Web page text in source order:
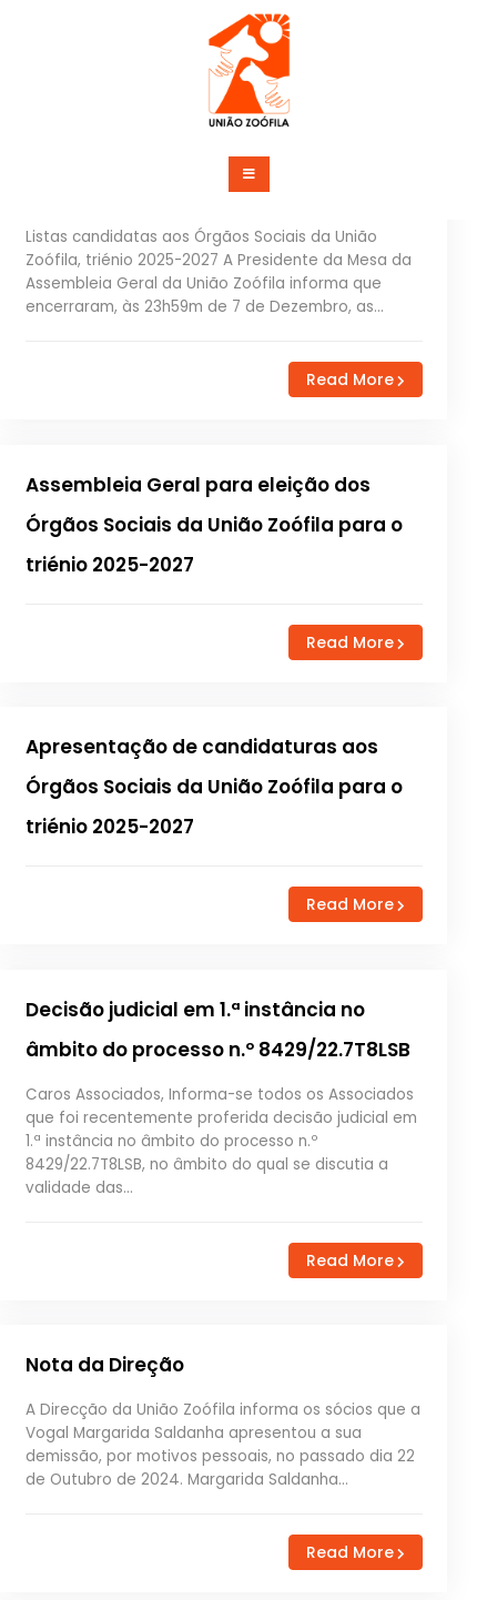
União Zoófila
Listas candidatas aos Órgãos Sociais
da União Zoófila, triénio 2025-2027
Listas candidatas aos Órgãos Sociais da União
Zoófila, triénio 2025-2027 A Presidente da Mesa da
Assembleia Geral da União Zoófila informa que
encerraram, às 23h59m de 7 de Dezembro, as…
Read More
Assembleia Geral para eleição dos
Órgãos Sociais da União Zoófila para o
triénio 2025-2027
Read More
Apresentação de candidaturas aos
Órgãos Sociais da União Zoófila para o
triénio 2025-2027
Read More
Decisão judicial em 1.ª instância no
âmbito do processo n.º 8429/22.7T8LSB
Caros Associados, Informa-se todos os Associados
que foi recentemente proferida decisão judicial em
1.ª instância no âmbito do processo n.º
8429/22.7T8LSB, no âmbito do qual se discutia a
validade das…
Read More
Nota da Direção
A Direcção da União Zoófila informa os sócios que a
Vogal Margarida Saldanha apresentou a sua
demissão, por motivos pessoais, no passado dia 22
de Outubro de 2024. Margarida Saldanha…
Read More